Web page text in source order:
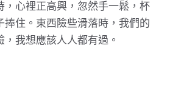
心裡正高興，忽然手一鬆，杯
住。東西險些滑落時，我們的
我想應該人人都有過。